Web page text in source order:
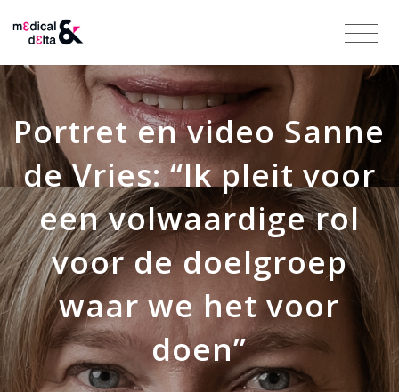
Portret en video Sanne
de Vries: “Ik pleit voor
een volwaardige rol
voor de doelgroep
waar we het voor
doen”